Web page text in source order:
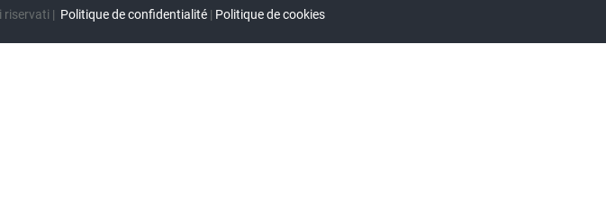
riservati | Politique de confidentialité| Politique de cookies